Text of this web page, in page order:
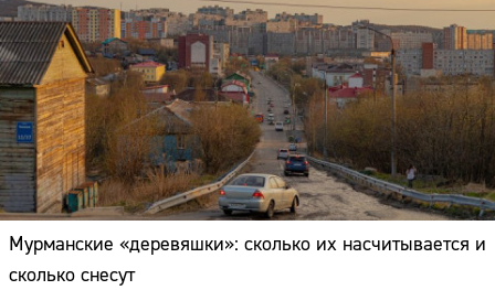
Мурманские «деревяшки»: сколько их насчитывается и
сколько снесут